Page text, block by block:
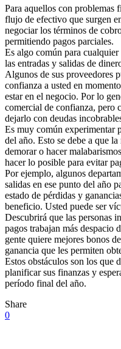
Para aquellos con problemas
flujo de efectivo que surgen
negociar los términos de
permitiendo pagos parciales.
Es algo común para
las entradas y salidas de
Algunos de sus proveedores
confianza a usted en
estar en el negocio. Por lo
comercial de confianza, pero
dejarlo con deudas
Es muy común experimentar
del año. Esto se debe a que
demorar o hacer
hacer lo posible para evitar
Por ejemplo, algunos
salidas en ese punto del año
estado de pérdidas y
beneficio. Usted puede ser
Descubrirá que las personas
pagos trabajan más despacio
gente quiere mejores bonos
ganancia que les permiten
Estos obstáculos son los que
planificar sus finanzas y
período final del año.
Share
0